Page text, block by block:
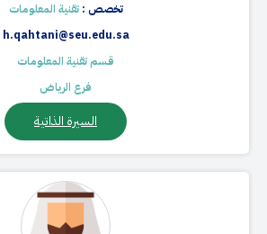
تخصص :تقنية المعلومات​
h.qahtani@seu.edu.sa
قسم تقنية المعلومات
فرع الرياض
السيرة الذاتية